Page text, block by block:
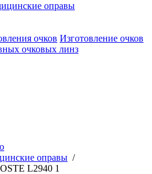
оправы
очков Изготовление очков
очковых линз
оправы /
L2940 1